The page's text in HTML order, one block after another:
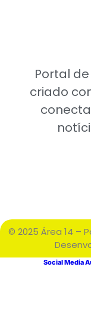
Portal
criado
© 2025 Área 14 –
Social Media